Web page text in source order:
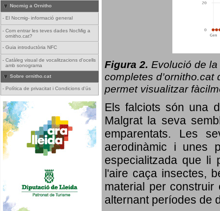
Nocmig a Ornitho
- El Nocmig- informació general
- Com entrar les teves dades NocMig a
ornitho.cat?
- Guia introductòria NFC
- Catàleg visual de vocalitzacions d'ocells
amb sonograma
Sobre ornitho.cat
- Política de privacitat i Condicions d'ús
Figura 2. Evolució de la
completes d’ornitho.cat
permet visualitzar
Els falciots són una
Malgrat la seva
emparentats. Les
aerodinàmic i unes
especialitzada que li
l'aire caça insectes,
material per
alternant períodes de